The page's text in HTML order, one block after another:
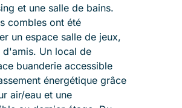
et une salle de bains.
combles ont été
un espace salle de jeux,
d'amis. Un local de
buanderie accessible
énergétique grâce
air/eau et une